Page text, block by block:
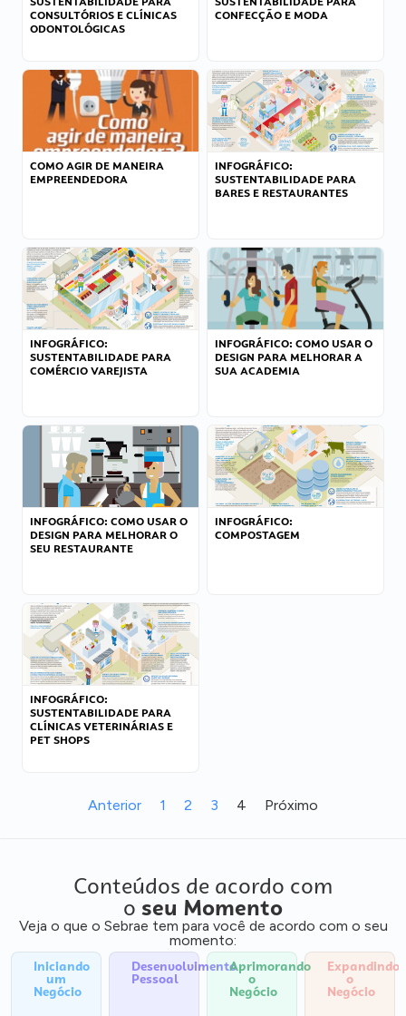
CONSULTÓRIOS E CLÍNICAS
ODONTOLÓGICAS
CONFECÇÃO E MODA
COMO AGIR DE MANEIRA
EMPREENDEDORA
INFOGRÁFICO:
SUSTENTABILIDADE PARA
BARES E RESTAURANTES
INFOGRÁFICO:
SUSTENTABILIDADE PARA
COMÉRCIO VAREJISTA
INFOGRÁFICO: COMO USAR O
DESIGN PARA MELHORAR A
SUA ACADEMIA
INFOGRÁFICO: COMO USAR O
DESIGN PARA MELHORAR O
SEU RESTAURANTE
INFOGRÁFICO:
COMPOSTAGEM
INFOGRÁFICO:
SUSTENTABILIDADE PARA
CLÍNICAS VETERINÁRIAS E
PET SHOPS
Anterior 1 2 3 4 Próximo
Conteúdos de acordo com
o seu Momento
Veja o que o Sebrae tem para você de acordo com o seu
momento:
Iniciando
um
Negócio
Desenvolvimento
Pessoal
Aprimorando
o
Negócio
Expandindo
o
Negócio